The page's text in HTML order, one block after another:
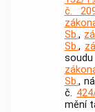
č.
Sb.,
Sb.,
Sb.,
č.
mění